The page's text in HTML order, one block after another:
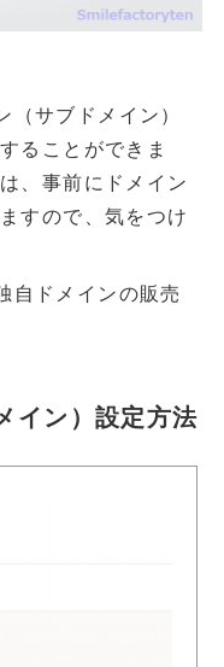
（サブドメイン）
ることができま
、事前にドメイン
すので、気をつけ
自ドメインの販売
イン）設定方法